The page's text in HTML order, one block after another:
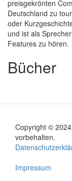
preisgekrönten
Deutschland zu
oder
und ist als
Features zu hören.
Bücher
Copyright ©
vorbehalten.
Footer
menu
Impressum